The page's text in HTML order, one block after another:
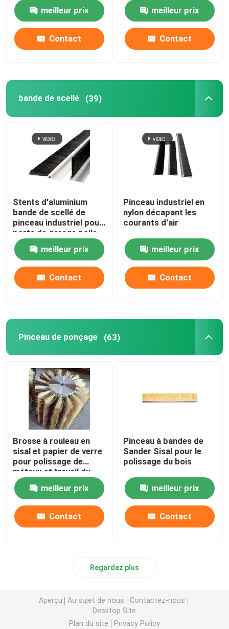
meilleur prix
Contact
meilleur prix
Contact
bande de scellé (39)
Stents d'aluminium
bande de scellé de
pinceau industriel pour
porte de garage poils
de nylon
meilleur prix
Contact
Pinceau industriel en
nylon décapant les
courants d'air
meilleur prix
Contact
Pinceau de ponçage (63)
Brosse à rouleau en
sisal et papier de verre
pour polissage de
métaux et travail du
bois personnalisé
meilleur prix
Contact
Pinceau à bandes de
Sander Sisal pour le
polissage du bois
meilleur prix
Contact
Regardez plus
Aperçu Au sujet de nous
Contactez-nous
Desktop Site
Plan du site
Privacy Policy